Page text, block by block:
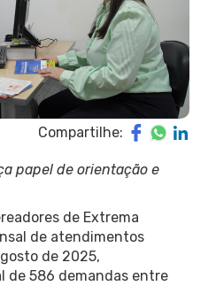
Compartilhe:
papel de orientação e
de Extrema
de atendimentos
de 2025,
de 586 demandas entre